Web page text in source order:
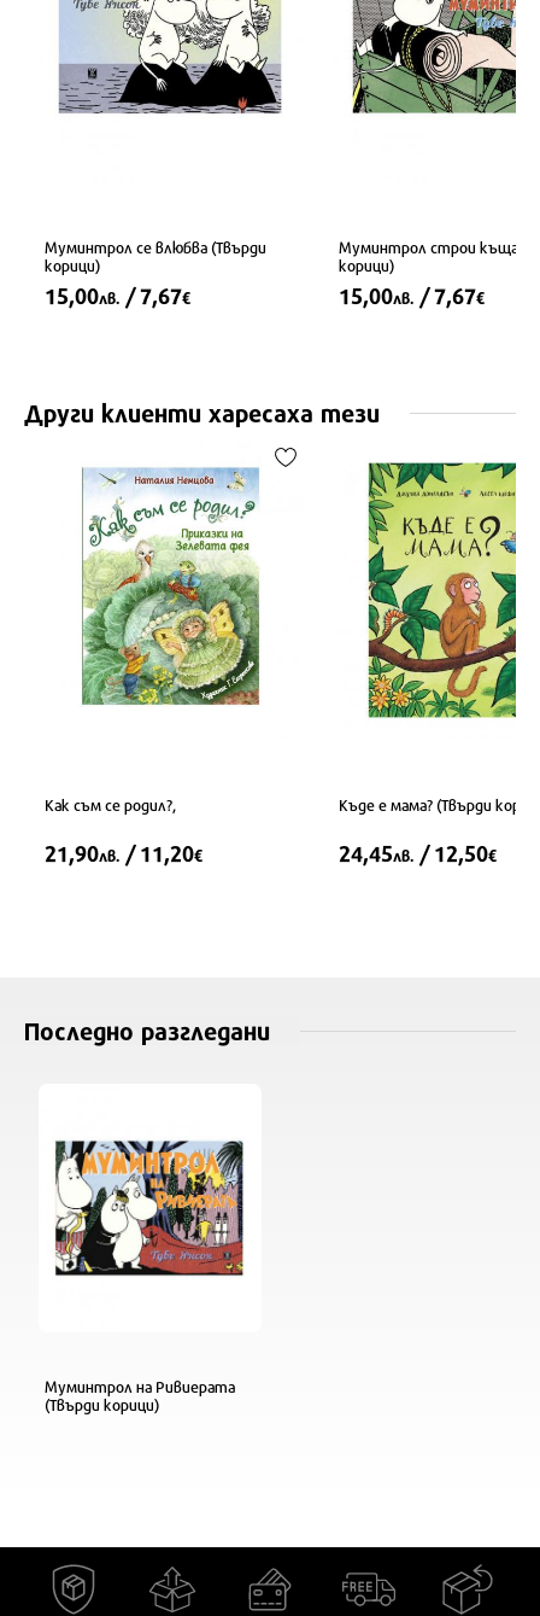
Муминтрол се влюбва (Твърди
корици)
15,00лв. / 7,67€
Муминтрол строи къща
корици)
15,00лв. / 7,67€
Други клиенти харесаха тези
Как съм се родил?,
21,90лв. / 11,20€
Къде е мама? (Твърди
24,45лв. / 12,50€
Последно разгледани
Муминтрол на Ривиерата
(Твърди корици)